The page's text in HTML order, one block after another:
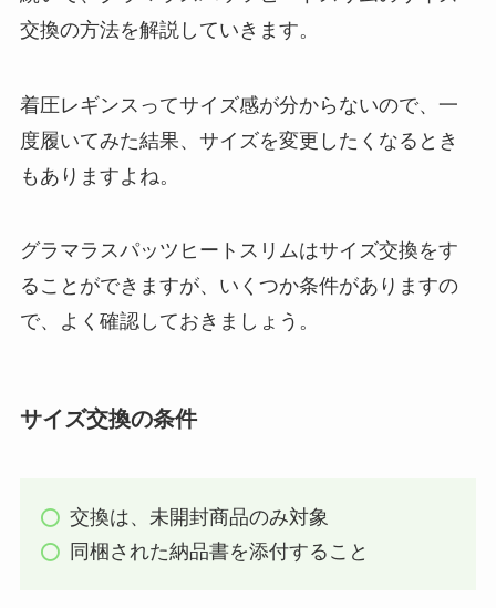
交換の方法を解説していきます。
着圧レギンスってサイズ感が分からないので、一
度履いてみた結果、サイズを変更したくなるとき
もありますよね。
グラマラスパッツヒートスリムはサイズ交換をす
ることができますが、いくつか条件がありますの
で、よく確認しておきましょう。
サイズ交換の条件
交換は、未開封商品のみ対象
同梱された納品書を添付すること